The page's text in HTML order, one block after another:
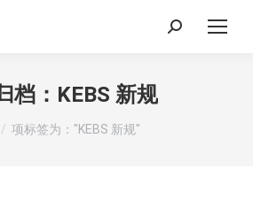
Search:
档： KEBS 新规
里：
项标签为："KEBS 新规"